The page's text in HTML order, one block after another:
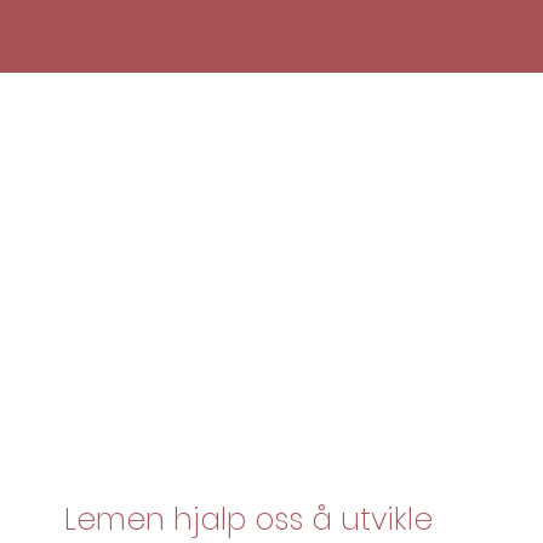
Lemen hjalp oss å utvikle